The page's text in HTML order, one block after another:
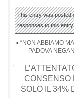
This entry was posted
responses to this
« “NON ABBIAMO
PADOVA
CONSENSO
SOLO IL 34%